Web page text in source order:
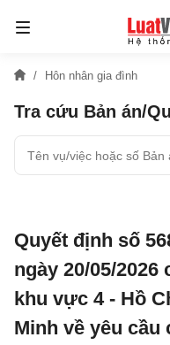
Hôn nhân gia đình
Tra cứu Bản án/
Quyết định số
ngày 20/05/2026
khu vực 4 - Hồ
Minh về yêu cầu